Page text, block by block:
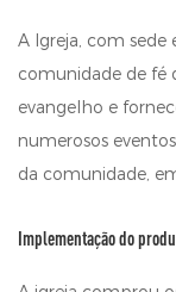
A Igreja, com sede
comunidade de fé
evangelho e
numerosos
da comunidade,
Implementação do